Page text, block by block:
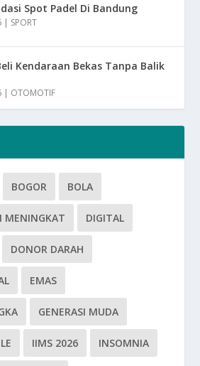
Spot Padel Di Bandung
| SPORT
Kendaraan Bekas Tanpa Balik
| OTOMOTIF
BOGOR BOLA
MENINGKAT DIGITAL
DONOR DARAH
EMAS
GENERASI MUDA
IIMS 2026 INSOMNIA